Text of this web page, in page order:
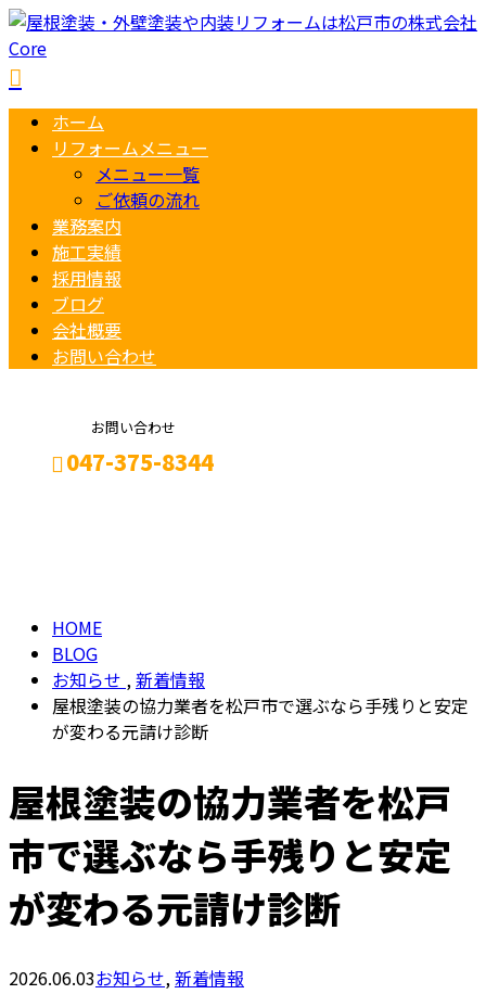
ホーム
リフォームメニュー
メニュー一覧
ご依頼の流れ
業務案内
施工実績
採用情報
ブログ
会社概要
お問い合わせ
お問い合わせ
047-375-8344
HOME
BLOG
お知らせ ,新着情報
屋根塗装の協力業者を松戸市で選ぶなら手残りと安定
が変わる元請け診断
屋根塗装の協力業者を松戸
市で選ぶなら手残りと安定
が変わる元請け診断
2026.06.03お知らせ,新着情報